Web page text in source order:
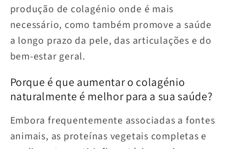
produção de colagénio onde é mais
necessário, como também promove a saúde
a longo prazo da pele, das articulações e do
bem-estar geral.
Porque é que aumentar o colagénio
naturalmente é melhor para a sua saúde?
Embora frequentemente associadas a fontes
animais, as proteínas vegetais completas e